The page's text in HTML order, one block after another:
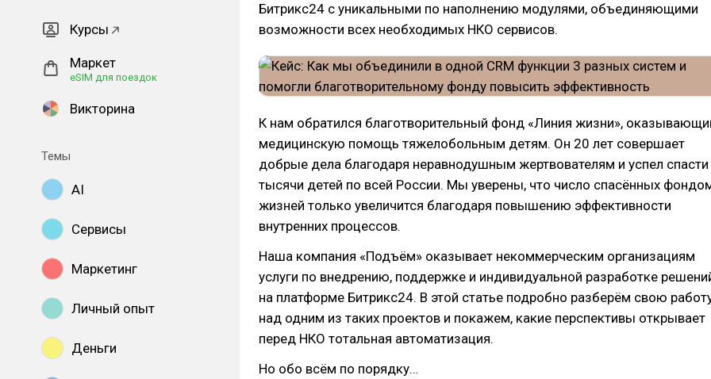
Курсы
Маркет
eSIM для поездок
Викторина
Темы
AI
Сервисы
Маркетинг
Личный опыт
Деньги
Битрикс24 с уникальными по наполнению модулями, объединяющими
возможности всех необходимых НКО сервисов.
К нам обратился благотворительный фонд «Линия жизни»,
медицинскую помощь тяжелобольным детям. Он 20 лет совершает
добрые дела благодаря неравнодушным жертвователям и успел спасти
тысячи детей по всей России. Мы уверены, что число спасённых
жизней только увеличится благодаря повышению эффективности
внутренних процессов.
Наша компания «Подъём» оказывает некоммерческим организациям
услуги по внедрению, поддержке и индивидуальной разработке
на платформе Битрикс24. В этой статье подробно разберём свою
над одним из таких проектов и покажем, какие перспективы открывает
перед НКО тотальная автоматизация.
Но обо всём по порядку…